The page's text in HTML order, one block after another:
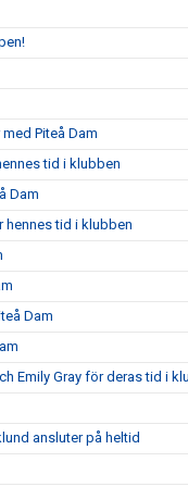
Piteå Dam
tid i klubben
Dam
hennes tid i klubben
Dam
Emily Gray för deras tid i
ansluter på heltid